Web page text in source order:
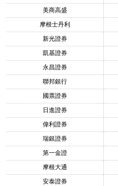
美商高盛
摩根士丹利
新光證券
凱基證券
永昌證券
聯邦銀行
國票證券
日進證券
偉利證券
瑞銀證券
第一金證
摩根大通
安泰證券